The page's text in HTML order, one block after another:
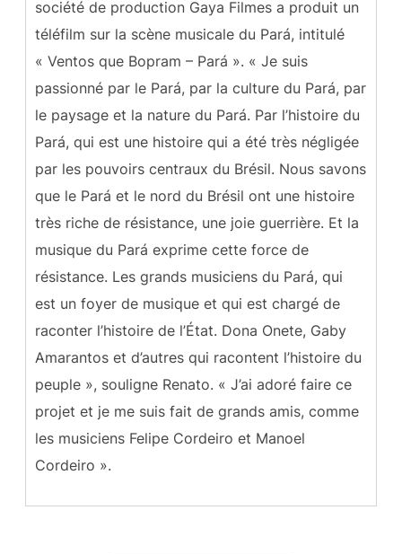
société de production Gaya Filmes a produit un
téléfilm sur la scène musicale du Pará, intitulé
« Ventos que Bopram – Pará ». « Je suis
passionné par le Pará, par la culture du Pará, par
le paysage et la nature du Pará. Par l’histoire du
Pará, qui est une histoire qui a été très négligée
par les pouvoirs centraux du Brésil. Nous savons
que le Pará et le nord du Brésil ont une histoire
très riche de résistance, une joie guerrière. Et la
musique du Pará exprime cette force de
résistance. Les grands musiciens du Pará, qui
est un foyer de musique et qui est chargé de
raconter l’histoire de l’État. Dona Onete, Gaby
Amarantos et d’autres qui racontent l’histoire du
peuple », souligne Renato. « J’ai adoré faire ce
projet et je me suis fait de grands amis, comme
les musiciens Felipe Cordeiro et Manoel
Cordeiro ».